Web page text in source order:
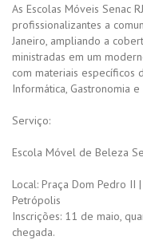
As Escolas Móveis Senac
profissionalizantes a
Janeiro, ampliando a
ministradas em um
com materiais específicos
Informática, Gastronomia
Serviço:
Escola Móvel de Beleza
Local: Praça Dom Pedro II
Petrópolis
Inscrições: 11 de maio,
chegada.